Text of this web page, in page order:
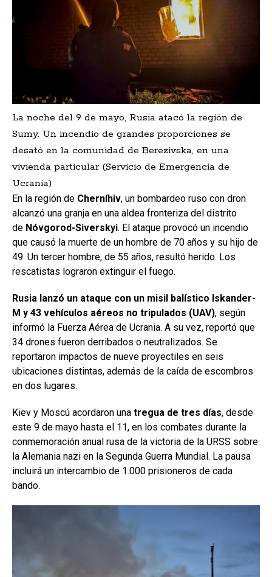
La noche del 9 de mayo, Rusia atacó la región de
Sumy. Un incendio de grandes proporciones se
desató en la comunidad de Berezivska, en una
vivienda particular (Servicio de Emergencia de
Ucrania)
En la región de Cherníhiv, un bombardeo ruso con dron
alcanzó una granja en una aldea fronteriza del distrito
de Nóvgorod-Siverskyi. El ataque provocó un incendio
que causó la muerte de un hombre de 70 años y su hijo de
49. Un tercer hombre, de 55 años, resultó herido. Los
rescatistas lograron extinguir el fuego.
Rusia lanzó un ataque con un misil balístico Iskander-
M y 43 vehículos aéreos no tripulados (UAV), según
informó la Fuerza Aérea de Ucrania. A su vez, reportó que
34 drones fueron derribados o neutralizados. Se
reportaron impactos de nueve proyectiles en seis
ubicaciones distintas, además de la caída de escombros
en dos lugares.
Kiev y Moscú acordaron una tregua de tres días, desde
este 9 de mayo hasta el 11, en los combates durante la
conmemoración anual rusa de la victoria de la URSS sobre
la Alemania nazi en la Segunda Guerra Mundial. La pausa
incluirá un intercambio de 1.000 prisioneros de cada
bando.